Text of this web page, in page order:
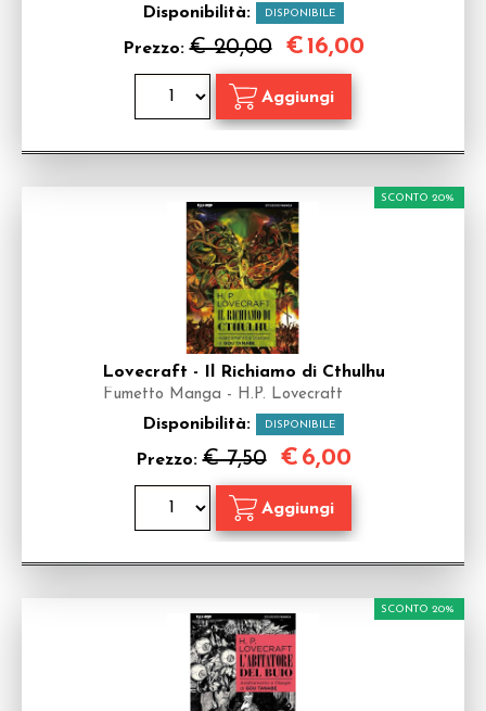
Disponibilità: DISPONIBILE
Prezzo:€ 20,00 €16,00
Lovecraft - Il Richiamo di Cthulhu
Fumetto Manga - H.P. Lovecraft
Disponibilità: DISPONIBILE
Prezzo:€ 7,50
SCONTO 20%
€ 6,00
SCONTO 20%